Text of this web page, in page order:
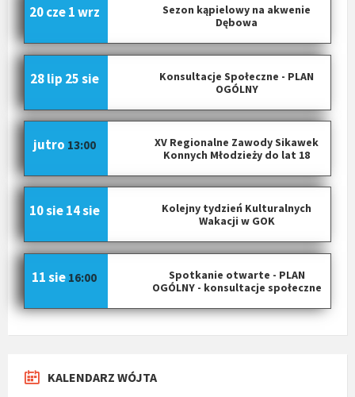
h
Sezon kąpielowy na akwenie
Dębowa
20 cze 1 wrz
Konsultacje Społeczne - PLAN
OGÓLNY
28 lip 25 sie
XV Regionalne Zawody Sikawek
Konnych Młodzieży do lat 18
jutro 13:00
Kolejny tydzień Kulturalnych
Wakacji w GOK
10 sie 14 sie
Spotkanie otwarte - PLAN
OGÓLNY - konsultacje społeczne
11 sie 16:00
KALENDARZ WÓJTA